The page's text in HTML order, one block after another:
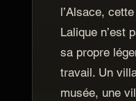
l’Alsace,
Lalique n’est
sa propre
travail. Un
musée, une